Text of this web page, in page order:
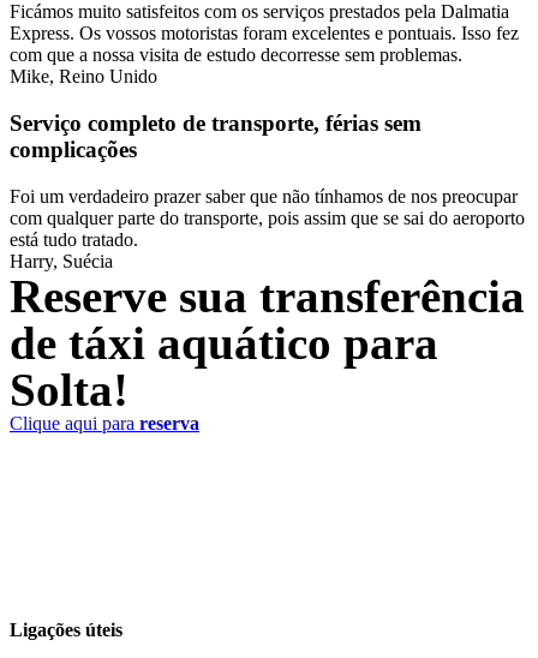
Ficámos muito satisfeitos com os serviços prestados pela Dalmatia
Express. Os vossos motoristas foram excelentes e pontuais. Isso fez
com que a nossa visita de estudo decorresse sem problemas.
Mike, Reino Unido
Serviço completo de transporte, férias sem
complicações
Foi um verdadeiro prazer saber que não tínhamos de nos preocupar
com qualquer parte do transporte, pois assim que se sai do aeroporto
está tudo tratado.
Harry, Suécia
Reserve sua transferência
de táxi aquático para
Solta!
Clique aqui para reserva
Ligações úteis